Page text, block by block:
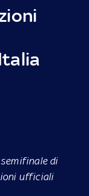
di
ufficiali